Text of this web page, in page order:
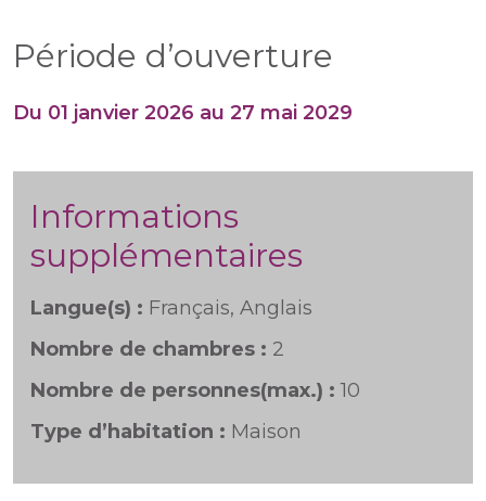
Période d’ouverture
Du 01 janvier 2026 au 27 mai 2029
Informations
supplémentaires
Langue(s) : Français, Anglais
Nombre de chambres : 2
Nombre de personnes(max.) : 10
Type d’habitation : Maison